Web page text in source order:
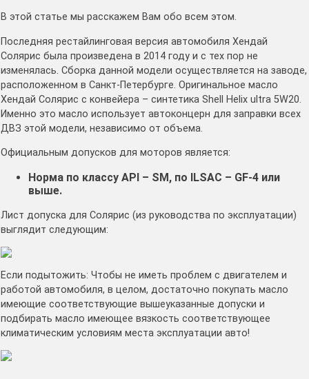
В этой статье мы расскажем Вам обо всем этом.
Последняя рестайлинговая версия автомобиля Хендай
Солярис была произведена в 2014 году и с тех пор не
изменялась. Сборка данной модели осуществляется на заводе,
расположенном в Санкт-Петербурге. Оригинальное масло
Хендай Солярис с конвейера – синтетика Shell Helix ultra 5W20.
Именно это масло использует автоконцерн для заправки всех
ДВЗ этой модели, независимо от объема.
Официальным допусков для моторов является:
Норма по классу API – SM, по ILSAC – GF-4 или
выше.
Лист допуска для Солярис (из руководства по эксплуатации)
выглядит следующим:
Если подытожить: Чтобы не иметь проблем с двигателем и
работой автомобиля, в целом, достаточно покупать масло
имеющие соответствующие вышеуказанные допуски и
подбирать масло имеющее вязкость соответствующее
климатическим условиям места эксплуатации авто!